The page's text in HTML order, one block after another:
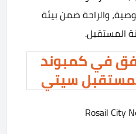
والراحة ضمن بيئة
المستقبل.
في كمبوند
سيتي